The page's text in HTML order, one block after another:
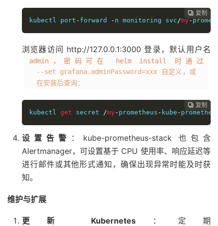
 复制
 复制
 复制
 复制
 复制
kubectl port - forward - n monitoring svc/my-
浏览器访问 http://127.0.0.1:3000 登录，默认用户名
admin，密码可在 helm install 时通过
--set grafana.adminPassword=xxx 自定义，或
在安装后查询：
 复制
 复制
 复制
 复制
kubectl get secret /my- prometheus - kube -
设置告警
：kube-prometheus-stack 也包含
Alertmanager，可设置基于 CPU 使用率、响应延迟等
进行邮件或其他形式通知，确保出现异常时能及时获
知。
维护与扩展
更新 Kubernetes ：定期